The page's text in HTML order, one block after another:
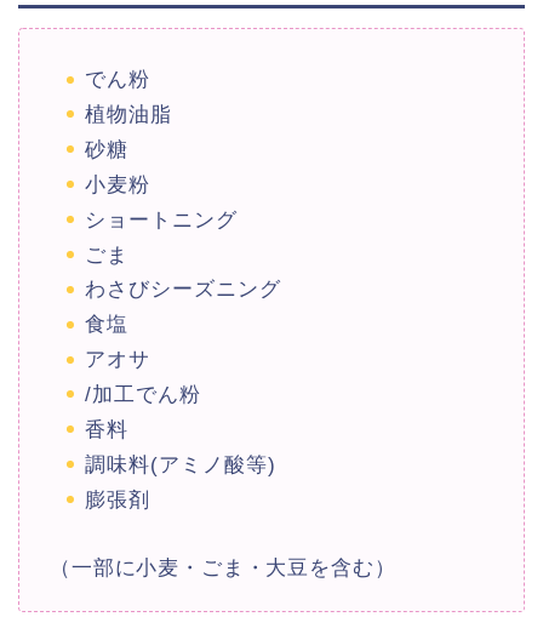
でん粉
植物油脂
砂糖
小麦粉
ショートニング
ごま
わさびシーズニング
食塩
アオサ
/加工でん粉
香料
調味料(アミノ酸等)
膨張剤
（一部に小麦・ごま・大豆を含む）